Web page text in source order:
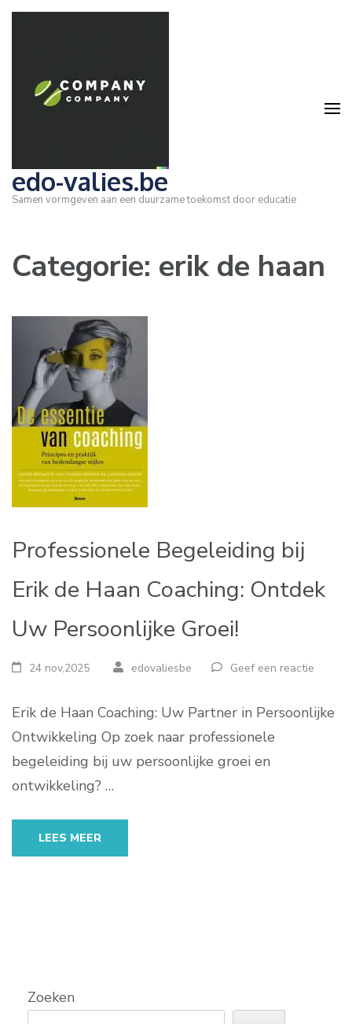
Ga
edo-valies.be
Samen vormgeven aan een duurzame toekomst door educatie
Categorie: erik de haan
Professionele Begeleiding bij
Erik de Haan Coaching: Ontdek
Uw Persoonlijke Groei!
24 nov,2025 edovaliesbe Geef een reactie
Erik de Haan Coaching: Uw Partner in Persoonlijke
Ontwikkeling Op zoek naar professionele
begeleiding bij uw persoonlijke groei en
ontwikkeling? …
LEES MEER
Zoeken